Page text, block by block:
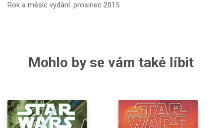
Rok a měsíc vydání: prosinec 2015
Mohlo by se vám také líbit